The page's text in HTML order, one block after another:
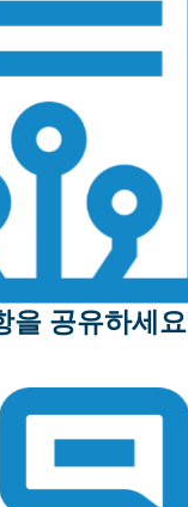
을 공유하세요